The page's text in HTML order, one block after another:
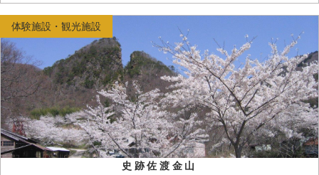
史跡佐渡金山
体験施設・観光施設